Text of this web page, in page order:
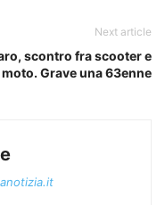
Next article
scontro fra scooter e
moto. Grave una 63enne